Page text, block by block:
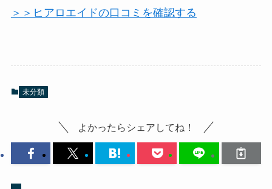
＞＞ヒアロエイドの口コミを確認する
未分類
よかったらシェアしてね！